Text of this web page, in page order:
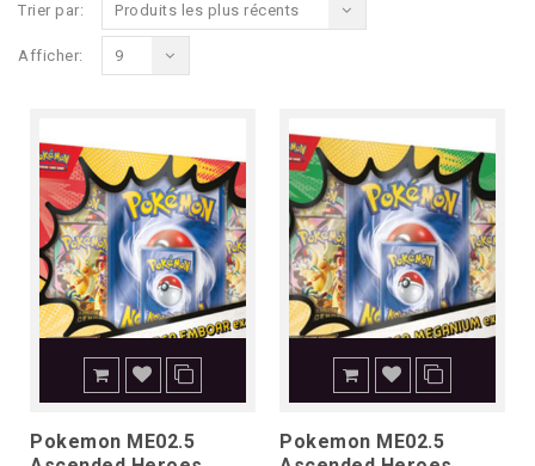
Trier par: Produits les plus récents
Afficher: 9
Pokemon ME02.5
Pokemon ME02.5